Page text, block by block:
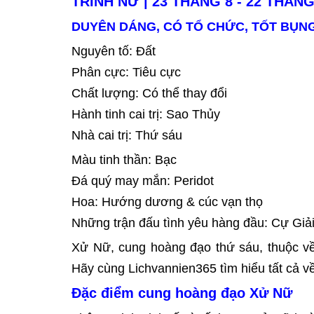
DUYÊN DÁNG, CÓ TỔ CHỨC, TỐT
Nguyên tố: Đất
Phân cực: Tiêu cực
Chất lượng: Có thể thay đổi
Hành tinh cai trị: Sao Thủy
Nhà cai trị: Thứ sáu
Màu tinh thần: Bạc
Đá quý may mắn: Peridot
Hoa: Hướng dương & cúc vạn thọ
Những trận đấu tình yêu hàng đầu: Cự Giải
Xử Nữ, cung hoàng đạo thứ sáu, thuộc
Hãy cùng Lichvannien365 tìm hiểu tất cả
Đặc điểm cung hoàng đạo Xử Nữ